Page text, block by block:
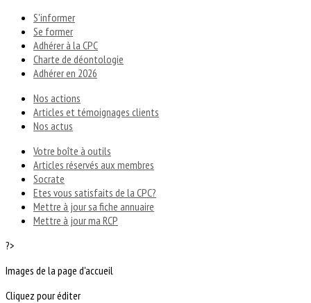
S'informer
Se former
Adhérer à la CPC
Charte de déontologie
Adhérer en 2026
Nos actions
Articles et témoignages clients
Nos actus
Votre boîte à outils
Articles réservés aux membres
Socrate
Etes vous satisfaits de la CPC?
Mettre à jour sa fiche annuaire
Mettre à jour ma RCP
?>
Images de la page d'accueil
Cliquez pour éditer